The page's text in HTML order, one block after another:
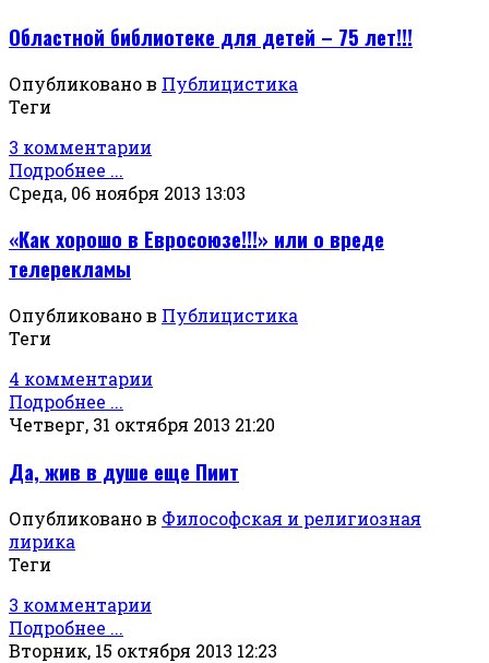
Областной библиотеке для детей – 75 лет!!!
Опубликовано в Публицистика
Теги
3 комментарии
Подробнее ...
Среда, 06 ноября 2013 13:03
«Как хорошо в Евросоюзе!!!» или о вреде
телерекламы
Опубликовано в Публицистика
Теги
4 комментарии
Подробнее ...
Четверг, 31 октября 2013 21:20
Да, жив в душе еще Пиит
Опубликовано в Философская и религиозная
лирика
Теги
3 комментарии
Подробнее ...
Вторник, 15 октября 2013 12:23